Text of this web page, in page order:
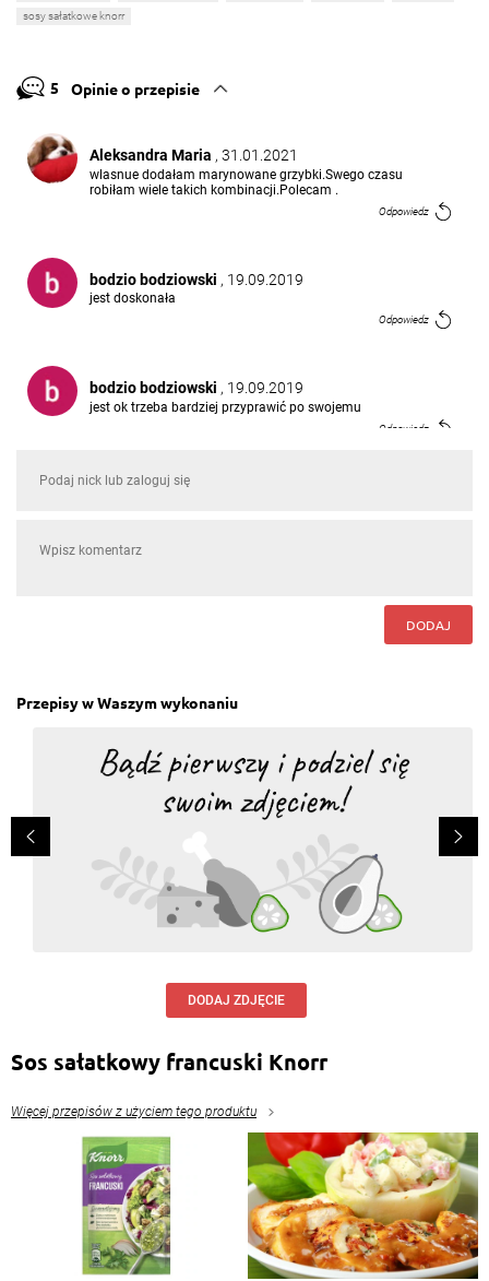
sosy sałatkowe knorr
5 Opinie o przepisie
Aleksandra Maria , 31.01.2021
wlasnue dodałam marynowane grzybki.Swego czasu
robiłam wiele takich kombinacji.Polecam .
Odpowiedz
bodzio bodziowski , 19.09.2019
jest doskonała
Odpowiedz
bodzio bodziowski , 19.09.2019
jest ok trzeba bardziej przyprawić po swojemu
Odpowiedz
pyszna.
DODAJ
Przepisy w Waszym wykonaniu
DODAJ ZDJĘCIE
Sos sałatkowy francuski Knorr
Więcej przepisów z użyciem tego produktu